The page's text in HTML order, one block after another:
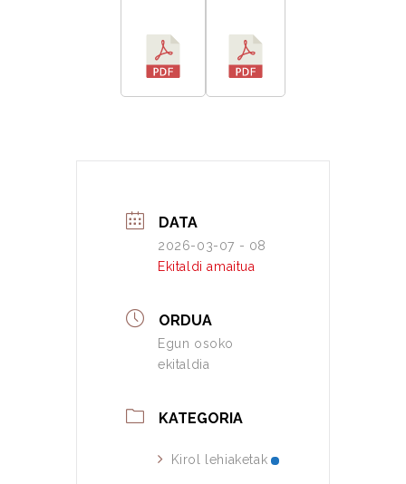
DATA
2026-03-07 - 08
Ekitaldi amaitua
ORDUA
Egun osoko
ekitaldia
KATEGORIA
Kirol lehiaketak